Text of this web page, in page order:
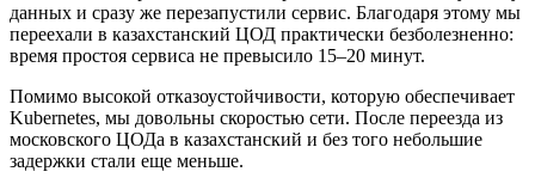
данных и сразу же перезапустили сервис. Благодаря этому мы
переехали в казахстанский ЦОД практически безболезненно:
время простоя сервиса не превысило 15–20 минут.
Помимо высокой отказоустойчивости, которую обеспечивает
Kubernetes, мы довольны скоростью сети. После переезда из
московского ЦОДа в казахстанский и без того небольшие
задержки стали еще меньше.